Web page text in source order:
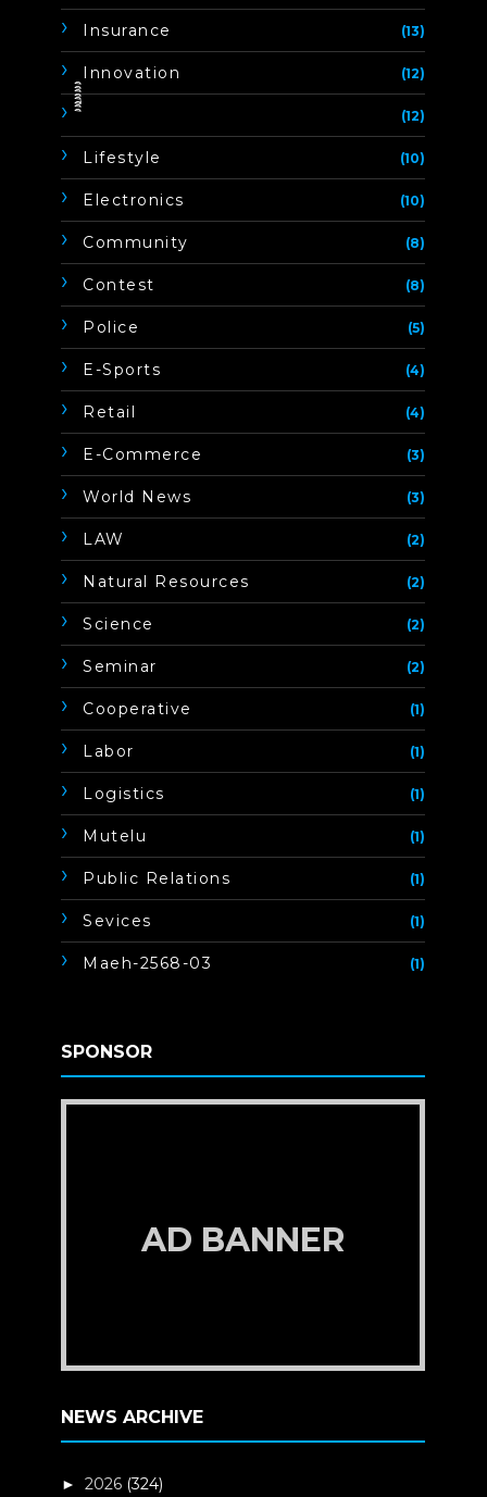
Insurance (13)
Innovation (12)
(12)
Lifestyle (10)
Electronics (10)
Community (8)
Contest (8)
Police (5)
E-Sports (4)
Retail (4)
E-Commerce (3)
World News (3)
LAW (2)
Natural Resources (2)
Science (2)
Seminar (2)
Cooperative (1)
Labor (1)
Logistics (1)
Mutelu (1)
Public Relations (1)
Sevices (1)
Maeh-2568-03 (1)
SPONSOR
AD BANNER
NEWS ARCHIVE
►2026 (324)